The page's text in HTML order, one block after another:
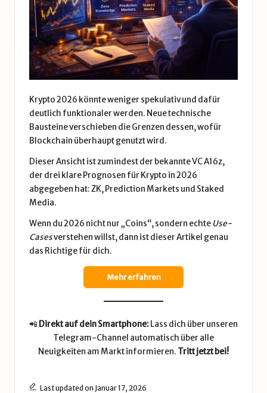
Krypto 2026 könnte weniger spekulativ und dafür
deutlich funktionaler werden. Neue technische
Bausteine verschieben die Grenzen dessen, wofür
Blockchain überhaupt genutzt wird.
Dieser Ansicht ist zumindest der bekannte VC A16z,
der drei klare Prognosen für Krypto in 2026
abgegeben hat: ZK, Prediction Markets und Staked
Media.
Wenn du 2026 nicht nur „Coins“, sondern echteUse-
Casesverstehen willst, dann ist dieser Artikel genau
das Richtige für dich.
Mehr erfahren
📲 Direkt auf dein Smartphone: Lass dich über unseren
Telegram-Channel automatisch über alle
Neuigkeiten am Markt informieren. Tritt jetzt bei!
Last updated on Januar 17, 2026